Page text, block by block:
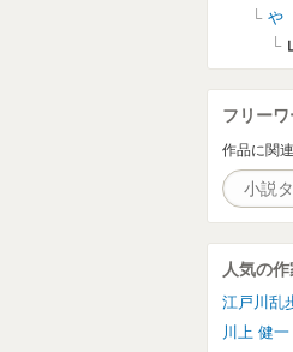
や
フリー
作品に関
人気の
江戸川乱
川上 健一